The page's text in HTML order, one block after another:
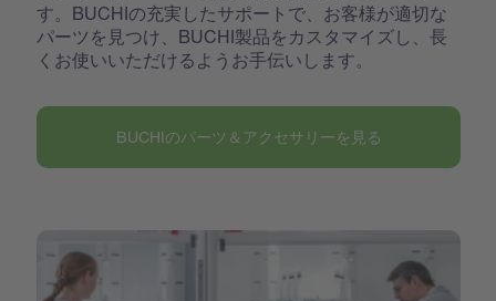
す。BUCHIの充実したサポートで、お客様が適切な
パーツを見つけ、BUCHI製品をカスタマイズし、長
くお使いいただけるようお手伝いします。
BUCHIのパーツ＆アクセサリーを見る